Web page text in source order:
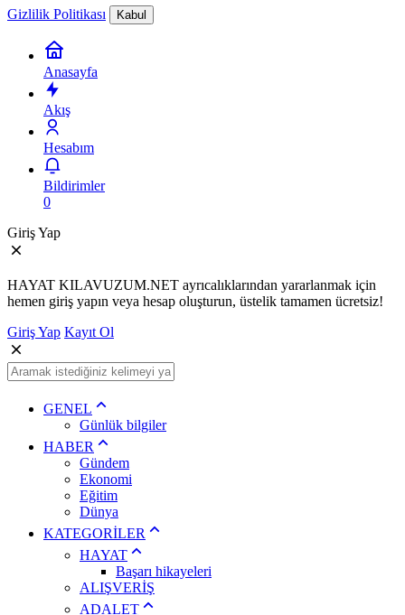
Gizlilik Politikası Kabul
Anasayfa
Akış
Hesabım
Bildirimler
0
Giriş Yap
HAYAT KILAVUZUM.NET ayrıcalıklarından yararlanmak için
hemen giriş yapın veya hesap oluşturun, üstelik tamamen ücretsiz!
Giriş Yap Kayıt Ol
GENEL
Günlük bilgiler
HABER
Gündem
Ekonomi
Eğitim
Dünya
KATEGORİLER
HAYAT
Başarı hikayeleri
ALIŞVERİŞ
ADALET